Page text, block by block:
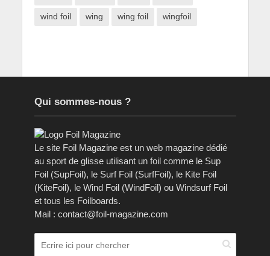
wind foil wing wing foil wingfoil
Qui sommes-nous ?
Le site Foil Magazine est un web magazine dédié
au sport de glisse utilisant un foil comme le Sup
Foil (SupFoil), le Surf Foil (SurfFoil), le Kite Foil
(KiteFoil), le Wind Foil (WindFoil) ou Windsurf Foil
et tous les Foilboards.
Mail : contact@foil-magazine.com